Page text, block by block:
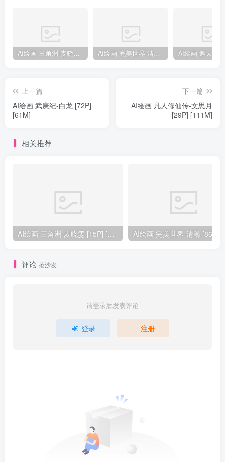
AI绘画 三角洲-麦晓雯 [15P] [57M] AI绘画 完美世界-清漪 [86P] [1173M]
上一篇
AI绘画 武庚纪-白龙 [72P]
[61M]
下一篇
AI绘画 凡人修仙传-文思月
[29P] [111M]
相关推荐
AI绘画 三角洲-麦晓雯 [15P] [57M]
评论 抢沙发
请登录后发表评论
登录 注册